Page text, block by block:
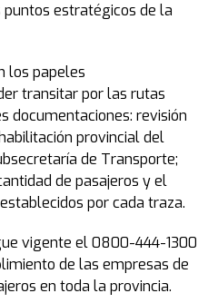
estratégicos de la
los papeles
transitar por las rutas
documentaciones: revisión
provincial del
de Transporte;
de pasajeros y el
por cada traza.
vigente el 0800-444-1300
de las empresas de
en toda la provincia.